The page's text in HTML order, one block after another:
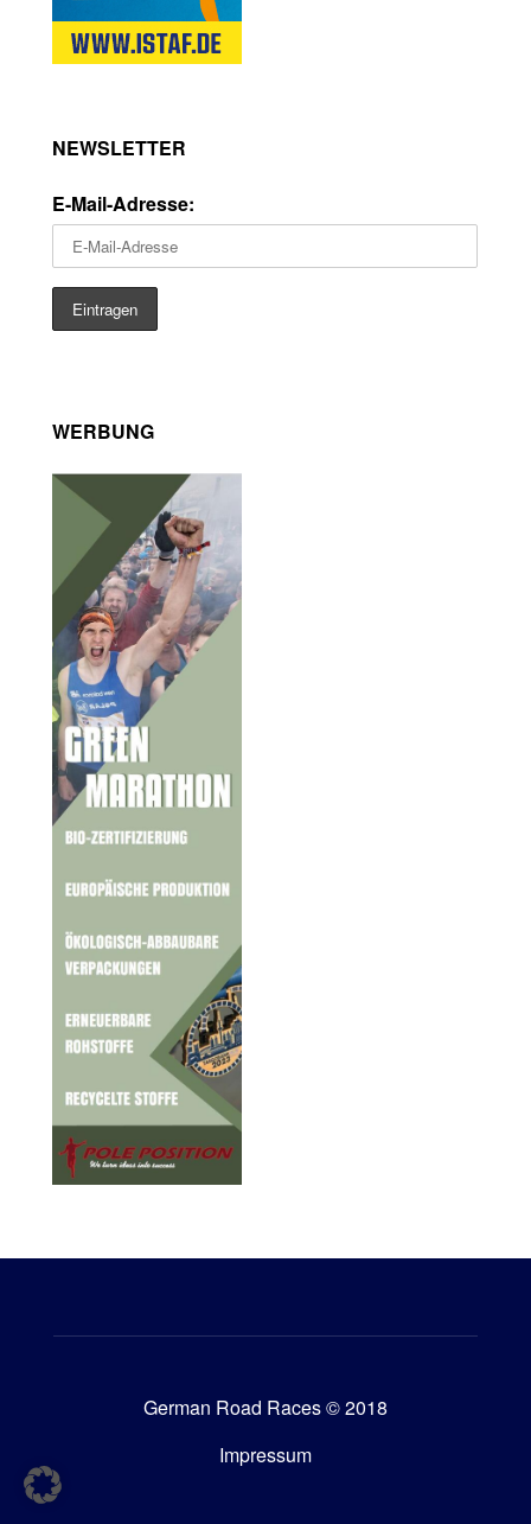
NEWSLETTER
E-Mail-Adresse:
WERBUNG
German Road Races © 2018
Impressum